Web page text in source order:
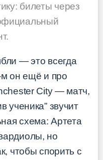
билеты через
— это всегда
м он ещё и про
City — матч,
ученика” звучит
схема: Артета
но
чтобы спорить с